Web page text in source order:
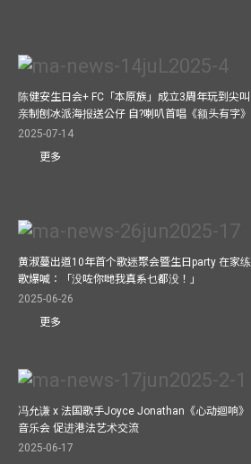
陈健安生日会+ FC「本原族」成立3周年玩到尖叫
亲制刨冰派海报送公仔 自?喇叭首唱《额头有字》
2025-07-14
更多
黄淑蔓出道10年首个歌迷聚会暨生日party 在家练
歌爆喊：「没咗你哋我真系乜都没！」
2025-06-26
更多
冯允谦 x 法国歌手Joyce Jonathan《心动迴响》
音乐会 促进港法艺术交流
2025-06-17